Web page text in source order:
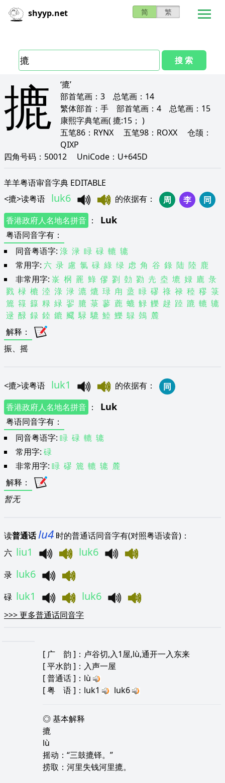
shyyp.net 简 繁
搜 索
摝
‘摝’
部首笔画： 3 总笔画： 14
繁体部首： 手 部首笔画： 4 总笔画： 15
康熙字典笔画( 摝:15； )
五笔86： RYNX 五笔98： ROXX 仓颉：
QIXP
四角号码： 50012 UniCode： U+645D
羊羊粤语审音字典 EDITABLE
<摝>读粤语 luk6 的依据有 ： 周 李
同
香港政府人名地名拼音 ： Luk
粤语同音字有 ：
同音粤语字: 淥 渌 睩 碌 轆 辘
常用字: 六 录 慮 氯 碌 綠 绿 虑 角 谷 錄 陆 陸 鹿
非常用字: 㟤 㭎 䍡 䱚 僇 剹 勎 勠 圥 坴 塶 娽 廘 彔
戮 椂 樚 淕 淥 渌 漉 熝 琭 甪 盝 睩 磟 祿 禄 稑 穋 箓
簏 簶 籙 粶 緑 翏 膔 菉 蓼 蔍 螰 觮 觻 趢 踛 蹗 轆 辘
逯 醁 録 錴 鏕 飂 騄 騼 鯥 鱳 鵦 鵱 麓
解释 ：
振、摇
<摝>读粤语 luk1 的依据有 ：
同
香港政府人名地名拼音 ： Luk
粤语同音字有 ：
同音粤语字: 睩 碌 轆 辘
常用字: 碌
非常用字: 睩 磟 簏 轆 辘 麓
解释 ：
暂无
读普通话lu4 时的普通话同音字有(对照粤语读音)：
六 liu1 luk6
录 luk6
碌 luk1 luk6
>>>更多普通话同音字
[ 广 韵 ]：卢谷切,入1屋,lù,通开一入东来
[平水韵 ]：入声一屋
[普通话]：lù
[粤 语]：luk1 luk6
◎ 基本解释
摝
lù
摇动：“三鼓摝铎。”
捞取：河里失钱河里摝。